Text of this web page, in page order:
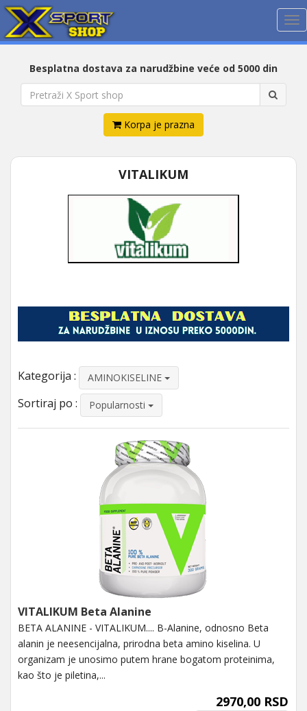
Besplatna dostava za narudžbine veće od 5000 din
Korpa je prazna
VITALIKUM
Kategorija : AMINOKISELINE
Sortiraj po : Popularnosti
VITALIKUM Beta Alanine
BETA ALANINE - VITALIKUM.... Β-Alanine, odnosno Beta
alanin je neesencijalna, prirodna beta amino kiselina. U
organizam je unosimo putem hrane bogatom proteinima,
kao što je piletina,...
2970,00 RSD